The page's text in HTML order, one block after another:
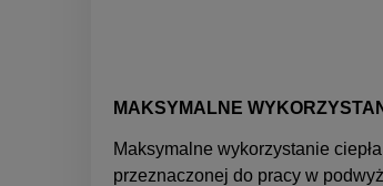
MAKSYMALNE
Maksymalne wykorzystanie
przeznaczonej do pracy w